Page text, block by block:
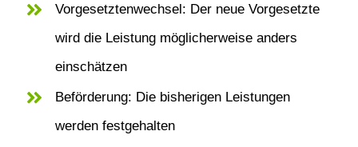
Vorgesetztenwechsel: Der neue Vorgesetzte
wird die Leistung möglicherweise anders
einschätzen
Beförderung: Die bisherigen Leistungen
werden festgehalten